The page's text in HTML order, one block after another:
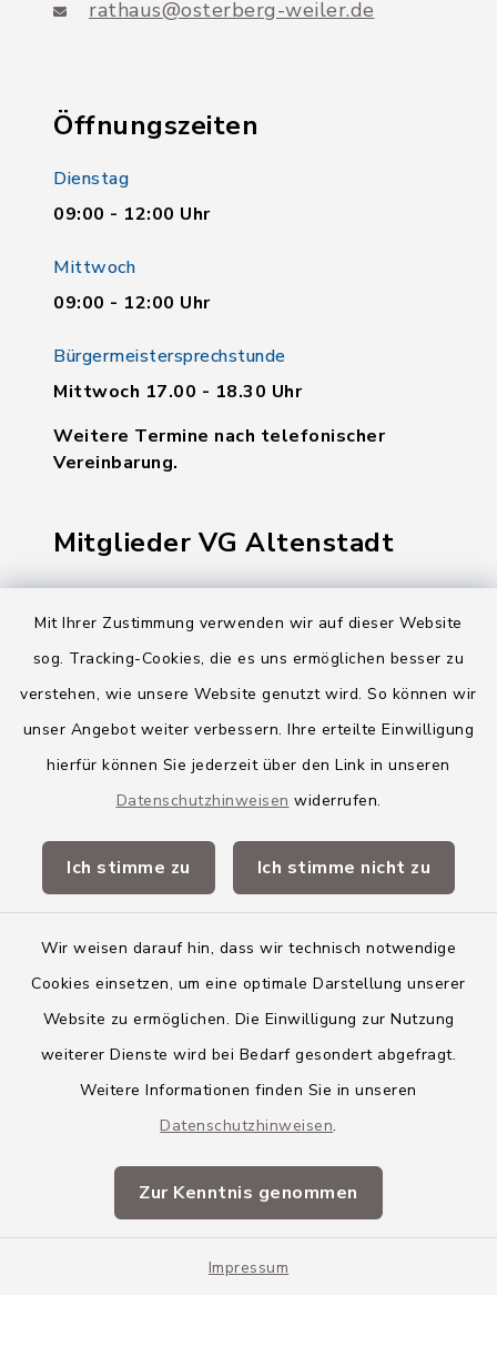
Mit Ihrer Zustimmung verwenden wir auf dieser Website
sog. Tracking-Cookies, die es uns ermöglichen besser zu
verstehen, wie unsere Website genutzt wird. So können wir
unser Angebot weiter verbessern. Ihre erteilte Einwilligung
hierfür können Sie jederzeit über den Link in unseren
Datenschutzhinweisen widerrufen.
Ich stimme zu Ich stimme nicht zu
Wir weisen darauf hin, dass wir technisch notwendige
Cookies einsetzen, um eine optimale Darstellung unserer
Website zu ermöglichen. Die Einwilligung zur Nutzung
weiterer Dienste wird bei Bedarf gesondert abgefragt.
Weitere Informationen finden Sie in unseren
Datenschutzhinweisen.
Zur Kenntnis genommen
Impressum
rathaus@osterberg-weiler.de
Öffnungszeiten
Dienstag
09:00 - 12:00 Uhr
Mittwoch
09:00 - 12:00 Uhr
Bürgermeistersprechstunde
Mittwoch 17.00 - 18.30 Uhr
Weitere Termine nach telefonischer
Vereinbarung.
Mitglieder VG Altenstadt
Markt Altenstadt
Gemeinde Osterberg
VG Altenstadt
Landkreis Neu-Ulm
Barrierefreiheit
Impressum
Sitemap